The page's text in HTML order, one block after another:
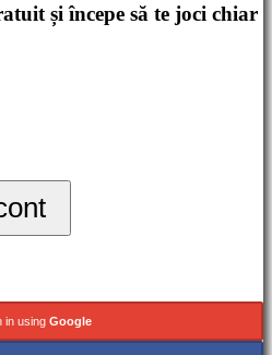
și începe să te joci chiar
in using Google